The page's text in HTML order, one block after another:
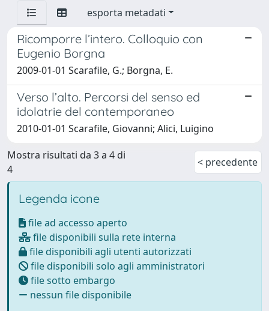
esporta metadati
Ricomporre l’intero. Colloquio con
Eugenio Borgna
2009-01-01 Scarafile, G.; Borgna, E.
Verso l’alto. Percorsi del senso ed
idolatrie del contemporaneo
2010-01-01 Scarafile, Giovanni; Alici, Luigino
Mostra risultati da 3 a 4 di
4
< precedente
Legenda icone
file ad accesso aperto
file disponibili sulla rete interna
file disponibili agli utenti autorizzati
file disponibili solo agli amministratori
file sotto embargo
nessun file disponibile